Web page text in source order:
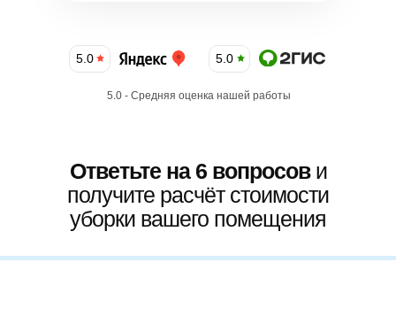
5.0 5.0
5.0 - Средняя оценка нашей работы
Ответьте на 6 вопросов и
получите расчёт стоимости
уборки вашего помещения